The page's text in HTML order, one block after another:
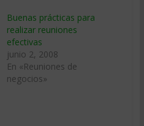
Buenas prácticas para
realizar reuniones
efectivas
junio 2, 2008
En «Reuniones de
negocios»